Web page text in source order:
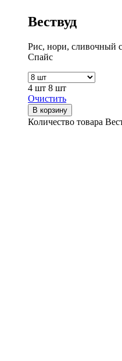
Вествуд
Рис, нори, сливочный
Спайс
4 шт 8 шт
Очистить
В корзину
Количество товара